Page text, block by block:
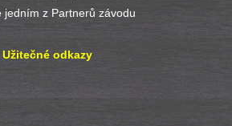
jedním z Partnerů závodu
Užitečné odkazy